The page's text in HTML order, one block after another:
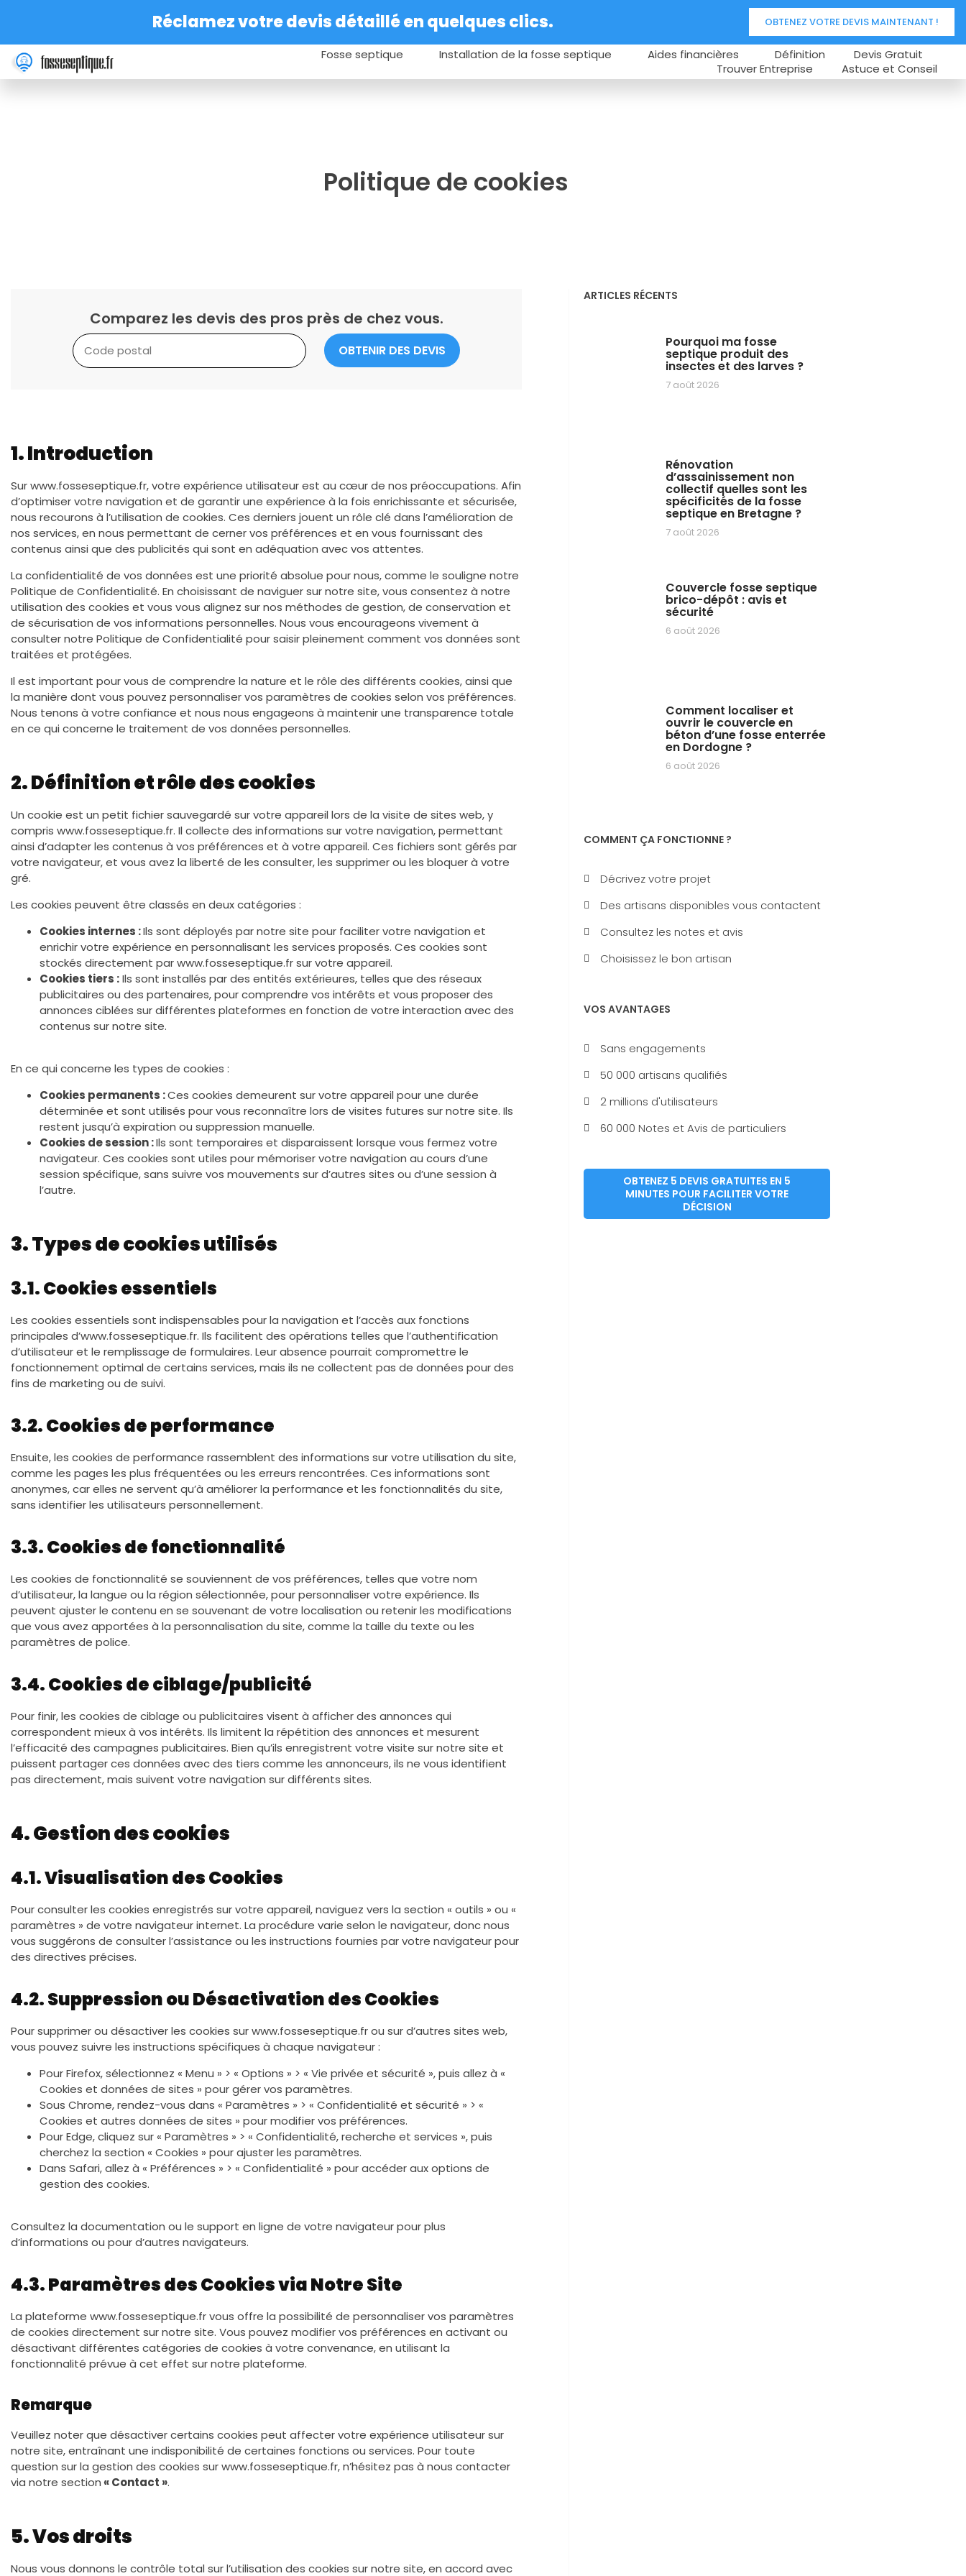
Réclamez votre devis détaillé en quelques clics. OBTENEZ VOTRE DEVIS MAINTENANT !
Fosse septique Installation de la fosse septique Aides financières Définition
Devis Gratuit
Trouver Entreprise
Astuce et Conseil
Politique de cookies
Comparez les devis des pros près de chez vous.
OBTENIR DES DEVIS
1. Introduction
Sur www.fosseseptique.fr, votre expérience utilisateur est au cœur de nos préoccupations. Afin
d’optimiser votre navigation et de garantir une expérience à la fois enrichissante et sécurisée,
nous recourons à l’utilisation de cookies. Ces derniers jouent un rôle clé dans l’amélioration de
nos services, en nous permettant de cerner vos préférences et en vous fournissant des
contenus ainsi que des publicités qui sont en adéquation avec vos attentes.
La confidentialité de vos données est une priorité absolue pour nous, comme le souligne notre
Politique de Confidentialité. En choisissant de naviguer sur notre site, vous consentez à notre
utilisation des cookies et vous vous alignez sur nos méthodes de gestion, de conservation et
de sécurisation de vos informations personnelles. Nous vous encourageons vivement à
consulter notre Politique de Confidentialité pour saisir pleinement comment vos données sont
traitées et protégées.
Il est important pour vous de comprendre la nature et le rôle des différents cookies, ainsi que
la manière dont vous pouvez personnaliser vos paramètres de cookies selon vos préférences.
Nous tenons à votre confiance et nous nous engageons à maintenir une transparence totale
en ce qui concerne le traitement de vos données personnelles.
2. Définition et rôle des cookies
Un cookie est un petit fichier sauvegardé sur votre appareil lors de la visite de sites web, y
compris www.fosseseptique.fr. Il collecte des informations sur votre navigation, permettant
ainsi d’adapter les contenus à vos préférences et à votre appareil. Ces fichiers sont gérés par
votre navigateur, et vous avez la liberté de les consulter, les supprimer ou les bloquer à votre
gré.
Les cookies peuvent être classés en deux catégories :
Cookies internes :Ils sont déployés par notre site pour faciliter votre navigation et
enrichir votre expérience en personnalisant les services proposés. Ces cookies sont
stockés directement par www.fosseseptique.fr sur votre appareil.
Cookies tiers :Ils sont installés par des entités extérieures, telles que des réseaux
publicitaires ou des partenaires, pour comprendre vos intérêts et vous proposer des
annonces ciblées sur différentes plateformes en fonction de votre interaction avec des
contenus sur notre site.
En ce qui concerne les types de cookies :
Cookies permanents :Ces cookies demeurent sur votre appareil pour une durée
déterminée et sont utilisés pour vous reconnaître lors de visites futures sur notre site. Ils
restent jusqu’à expiration ou suppression manuelle.
Cookies de session :Ils sont temporaires et disparaissent lorsque vous fermez votre
navigateur. Ces cookies sont utiles pour mémoriser votre navigation au cours d’une
session spécifique, sans suivre vos mouvements sur d’autres sites ou d’une session à
l’autre.
3. Types de cookies utilisés
3.1. Cookies essentiels
Les cookies essentiels sont indispensables pour la navigation et l’accès aux fonctions
principales d’www.fosseseptique.fr. Ils facilitent des opérations telles que l’authentification
d’utilisateur et le remplissage de formulaires. Leur absence pourrait compromettre le
fonctionnement optimal de certains services, mais ils ne collectent pas de données pour des
fins de marketing ou de suivi.
3.2. Cookies de performance
Ensuite, les cookies de performance rassemblent des informations sur votre utilisation du site,
comme les pages les plus fréquentées ou les erreurs rencontrées. Ces informations sont
anonymes, car elles ne servent qu’à améliorer la performance et les fonctionnalités du site,
sans identifier les utilisateurs personnellement.
3.3. Cookies de fonctionnalité
Les cookies de fonctionnalité se souviennent de vos préférences, telles que votre nom
d’utilisateur, la langue ou la région sélectionnée, pour personnaliser votre expérience. Ils
peuvent ajuster le contenu en se souvenant de votre localisation ou retenir les modifications
que vous avez apportées à la personnalisation du site, comme la taille du texte ou les
paramètres de police.
3.4. Cookies de ciblage/publicité
Pour finir, les cookies de ciblage ou publicitaires visent à afficher des annonces qui
correspondent mieux à vos intérêts. Ils limitent la répétition des annonces et mesurent
l’efficacité des campagnes publicitaires. Bien qu’ils enregistrent votre visite sur notre site et
puissent partager ces données avec des tiers comme les annonceurs, ils ne vous identifient
pas directement, mais suivent votre navigation sur différents sites.
4. Gestion des cookies
4.1. Visualisation des Cookies
Pour consulter les cookies enregistrés sur votre appareil, naviguez vers la section « outils » ou «
paramètres » de votre navigateur internet. La procédure varie selon le navigateur, donc nous
vous suggérons de consulter l’assistance ou les instructions fournies par votre navigateur pour
des directives précises.
4.2. Suppression ou Désactivation des Cookies
Pour supprimer ou désactiver les cookies sur www.fosseseptique.fr ou sur d’autres sites web,
vous pouvez suivre les instructions spécifiques à chaque navigateur :
Pour Firefox, sélectionnez « Menu » > « Options » > « Vie privée et sécurité », puis allez à «
Cookies et données de sites » pour gérer vos paramètres.
Sous Chrome, rendez-vous dans « Paramètres » > « Confidentialité et sécurité » > «
Cookies et autres données de sites » pour modifier vos préférences.
Pour Edge, cliquez sur « Paramètres » > « Confidentialité, recherche et services », puis
cherchez la section « Cookies » pour ajuster les paramètres.
Dans Safari, allez à « Préférences » > « Confidentialité » pour accéder aux options de
gestion des cookies.
Consultez la documentation ou le support en ligne de votre navigateur pour plus
d’informations ou pour d’autres navigateurs.
4.3. Paramètres des Cookies via Notre Site
La plateforme www.fosseseptique.fr vous offre la possibilité de personnaliser vos paramètres
de cookies directement sur notre site. Vous pouvez modifier vos préférences en activant ou
désactivant différentes catégories de cookies à votre convenance, en utilisant la
fonctionnalité prévue à cet effet sur notre plateforme.
Remarque
Veuillez noter que désactiver certains cookies peut affecter votre expérience utilisateur sur
notre site, entraînant une indisponibilité de certaines fonctions ou services. Pour toute
question sur la gestion des cookies sur www.fosseseptique.fr, n’hésitez pas à nous contacter
via notre section« Contact ».
5. Vos droits
Nous vous donnons le contrôle total sur l’utilisation des cookies sur notre site, en accord avec
ARTICLES RÉCENTS
Pourquoi ma fosse
septique produit des
insectes et des larves ?
7 août 2026
Rénovation
d’assainissement non
collectif quelles sont les
spécificités de la fosse
septique en Bretagne ?
7 août 2026
Couvercle fosse septique
brico-dépôt : avis et
sécurité
6 août 2026
Comment localiser et
ouvrir le couvercle en
béton d’une fosse enterrée
en Dordogne ?
6 août 2026
COMMENT ÇA FONCTIONNE ?
Décrivez votre projet
Des artisans disponibles vous contactent
Consultez les notes et avis
Choisissez le bon artisan
VOS AVANTAGES
Sans engagements
50 000 artisans qualifiés
2 millions d'utilisateurs
60 000 Notes et Avis de particuliers
OBTENEZ 5 DEVIS GRATUITES EN 5
MINUTES POUR FACILITER VOTRE
DÉCISION